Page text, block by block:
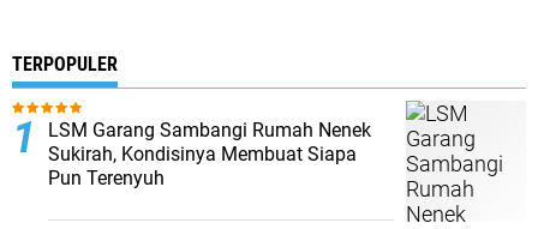
TERPOPULER
LSM Garang Sambangi Rumah Nenek
Sukirah, Kondisinya Membuat Siapa
Pun Terenyuh